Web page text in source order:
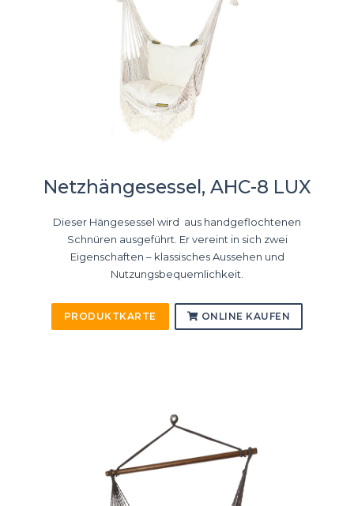
Netzhängesessel, AHC-8 LUX
Dieser Hängesessel wird aus handgeflochtenen
Schnüren ausgeführt. Er vereint in sich zwei
Eigenschaften – klassisches Aussehen und
Nutzungsbequemlichkeit.
PRODUKTKARTE ONLINE KAUFEN